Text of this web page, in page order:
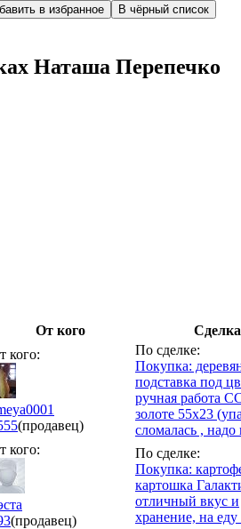
в избранное
В чёрный список
Наташа Перепечко
От кого Сделка
кого:
(продавец)
По сделке:
Покупка:
подставка под
ручная работа
золоте 55х23
сломалась , надо
кого:
(продавец)
По сделке:
Покупка:
картошка
отличный вкус и
хранение, на